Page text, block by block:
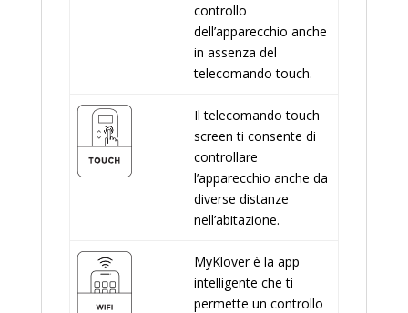
controllo
dell’apparecchio anche
in assenza del
telecomando touch.
Il telecomando touch
screen ti consente di
controllare
l’apparecchio anche da
diverse distanze
nell’abitazione.
MyKlover è la app
intelligente che ti
permette un controllo